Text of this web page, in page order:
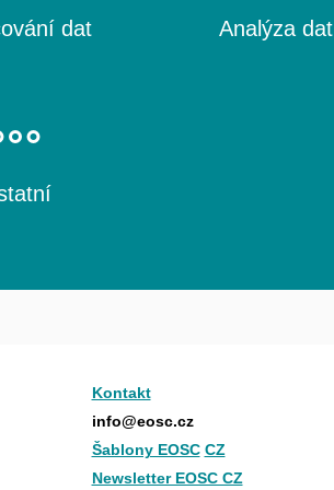
dat Analýza dat
Kontakt
info@eosc.cz
Šablony EOSC CZ
Newsletter EOSC CZ